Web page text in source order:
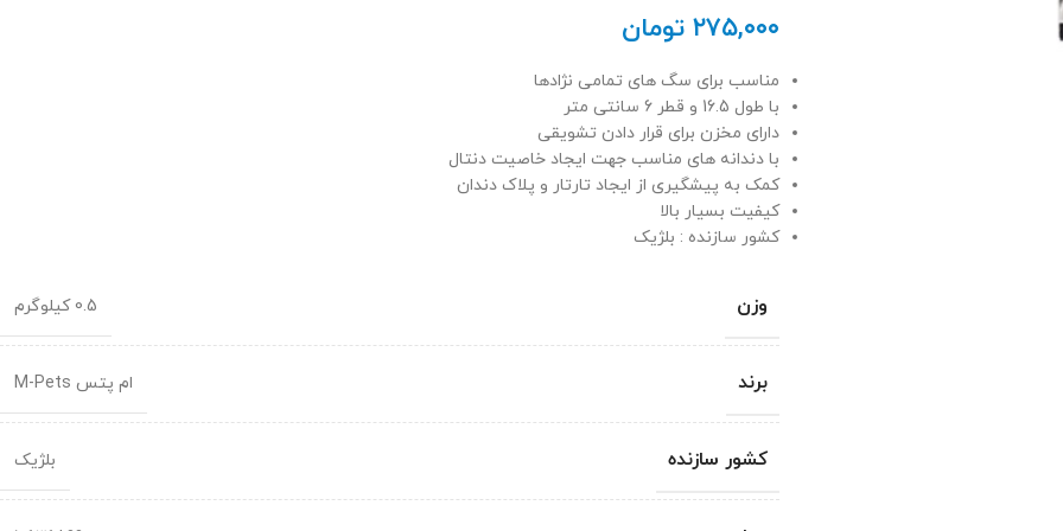
۲۷۵,۰۰۰ تومان
مناسب برای سگ های تمامی نژادها
با طول 16.5 و قطر 6 سانتی متر
دارای مخزن برای قرار دادن تشویقی
با دندانه های مناسب جهت ایجاد خاصیت دنتال
کمک به پیشگیری از ایجاد تارتار و پلاک دندان
کیفیت بسیار بالا
کشور سازنده : بلژیک
وزن 0.5 کیلوگرم
برند ام پتس M-Pets
کشور سازنده بلژیک